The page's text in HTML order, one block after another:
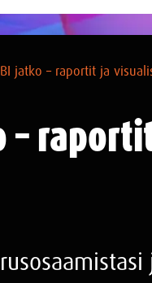
jatko – raportit ja
–